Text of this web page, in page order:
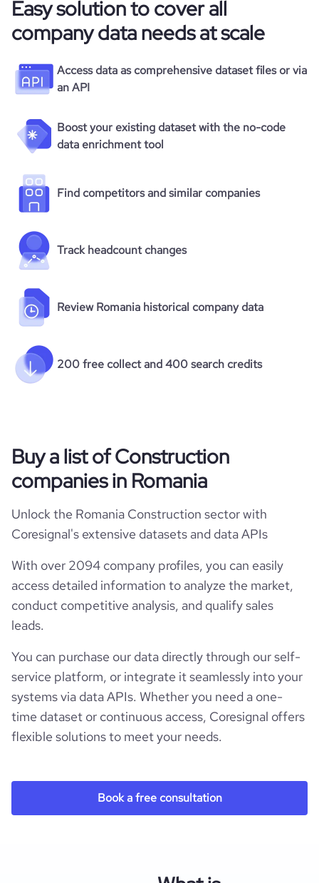
Easy solution to cover all
company data needs at scale
Access data as comprehensive dataset files or via
an API
Boost your existing dataset with the no-code
data enrichment tool
Find competitors and similar companies
Track headcount changes
Review Romania historical company data
200 free collect and 400 search credits
Buy a list of Construction
companies in Romania
Unlock the Romania Construction sector with
Coresignal's extensive datasets and data APIs
With over 2094 company profiles, you can easily
access detailed information to analyze the market,
conduct competitive analysis, and qualify sales
leads.
You can purchase our data directly through our self-
service platform, or integrate it seamlessly into your
systems via data APIs. Whether you need a one-
time dataset or continuous access, Coresignal offers
flexible solutions to meet your needs.
Book a free consultation